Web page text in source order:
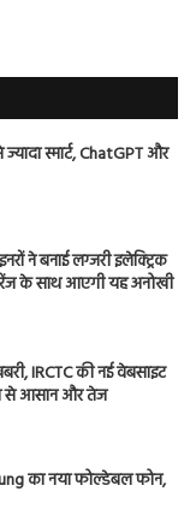
स्मार्ट, ChatGPT और
ने बनाई लग्जरी इलेक्ट्रिक
रेंज के साथ आएगी यह अनोखी
IRCTC की नई वेबसाइट
से आसान और तेज
का नया फोल्डेबल फोन,